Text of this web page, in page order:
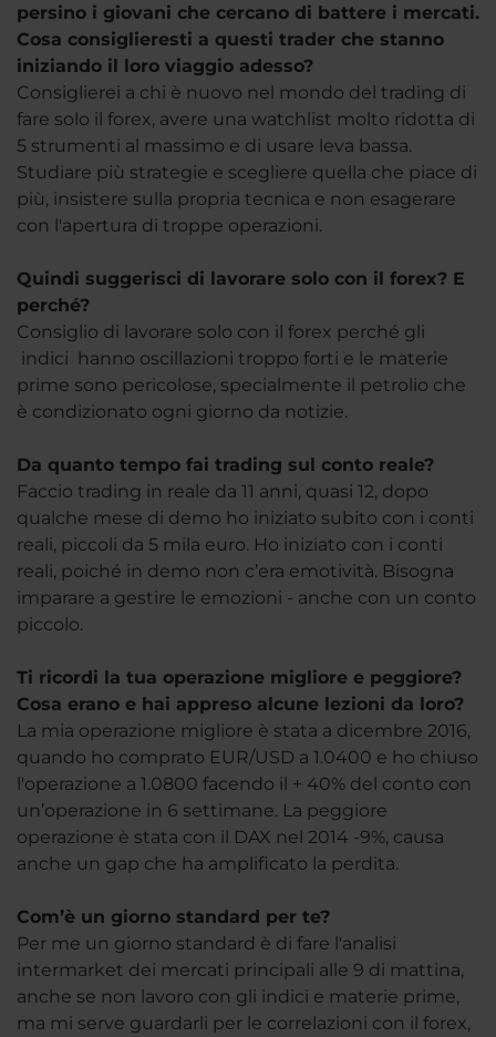
persino i giovani che cercano di battere i mercati.
Cosa consiglieresti a questi trader che stanno
iniziando il loro viaggio adesso?
Consiglierei a chi è nuovo nel mondo del trading di
fare solo il forex, avere una watchlist molto ridotta di
5 strumenti al massimo e di usare leva bassa.
Studiare più strategie e scegliere quella che piace di
più, insistere sulla propria tecnica e non esagerare
con l'apertura di troppe operazioni.
Quindi suggerisci di lavorare solo con il forex? E
perché?
Consiglio di lavorare solo con il forex perché gli
indici hanno oscillazioni troppo forti e le materie
prime sono pericolose, specialmente il petrolio che
è condizionato ogni giorno da notizie.
Da quanto tempo fai trading sul conto reale?
Faccio trading in reale da 11 anni, quasi 12, dopo
qualche mese di demo ho iniziato subito con i conti
reali, piccoli da 5 mila euro. Ho iniziato con i conti
reali, poiché in demo non c’era emotività. Bisogna
imparare a gestire le emozioni - anche con un conto
piccolo.
Ti ricordi la tua operazione migliore e peggiore?
Cosa erano e hai appreso alcune lezioni da loro?
La mia operazione migliore è stata a dicembre 2016,
quando ho comprato EUR/USD a 1.0400 e ho chiuso
l'operazione a 1.0800 facendo il + 40% del conto con
un’operazione in 6 settimane. La peggiore
operazione è stata con il DAX nel 2014 -9%, causa
anche un gap che ha amplificato la perdita.
Com’è un giorno standard per te?
Per me un giorno standard è di fare l'analisi
intermarket dei mercati principali alle 9 di mattina,
anche se non lavoro con gli indici e materie prime,
ma mi serve guardarli per le correlazioni con il forex,